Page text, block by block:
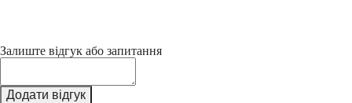
Залиште відгук або запитання
Додати відгук